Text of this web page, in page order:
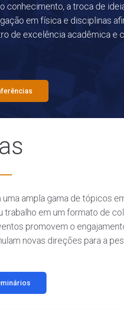
conhecimento, a troca de
em física e disciplinas
de excelência acadêmica e
ampla gama de tópicos
em um formato de
promovem o
novas direções para a